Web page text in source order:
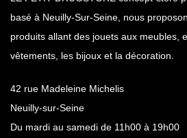
basé à Neuilly-Sur-Seine, nous
produits allant des jouets aux meubles,
vêtements, les bijoux et la décoration.
42 rue Madeleine Michelis
Neuilly-sur-Seine
Du mardi au samedi de 11h00 à 19h00